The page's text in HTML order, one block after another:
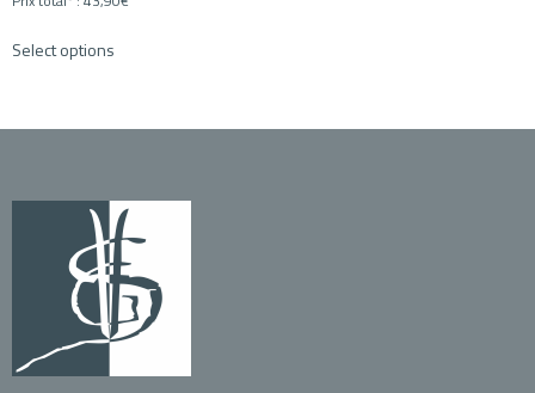
Select options